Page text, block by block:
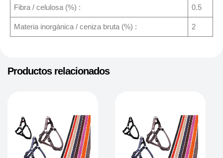
Fibra / celulosa (%) : 0.5
Materia inorgánica / ceniza bruta (%) : 2
Productos relacionados